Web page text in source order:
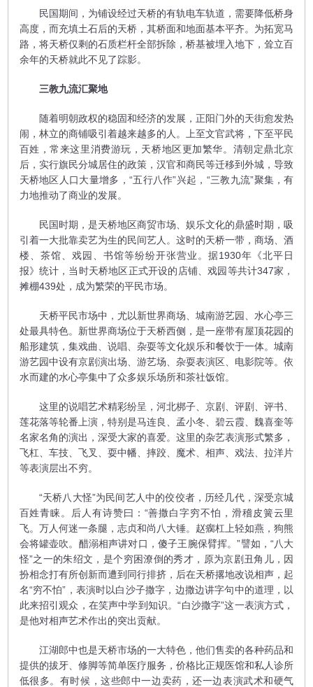
民国期间，为铺设经过天桥的有轨电车轨道，需要降低桥身
高度，而充填土石后的天桥，其桥面和地面基本平齐。为拓宽马
路，将天桥仅剩的石质栏杆全部拆除，桥基被埋入地下，耸立百
余年的天桥就此不见了踪影。
三教九流汇聚地
随着明朝政权的稳固和经济的发展，正阳门外的天街愈发热
闹，林立的商铺吸引着越来越多的人。上至文官武将，下至平民
百姓，常来这里消费游玩，天桥地区更加繁华。清朝定鼎北京
后，实行旗民分城居住的政策，汉官和商民等迁移到外城，导致
天桥地区人口大量增多，“五行八作”兴起，“三教九流”聚集，有
力地推动了商业的发展。
民国时期，是天桥地区商贸市场、娱乐文化的鼎盛时期，吸
引着一大批靠卖艺为生的民间艺人。这时的天桥一带，商场、酒
楼、茶馆、戏园、书馆等纷纷开张营业。据1930年《北平日
报》统计，当时天桥地区正式开设的店铺、戏园等共计347家，
摊棚439处，成为繁荣的平民市场。
天桥平民市场中，尤以新世界商场、城南游艺园、水心亭三
处最具特色。新世界商场位于天桥西侧，是一座带有屋顶花园的
船形建筑，集戏曲、说唱、杂耍等文化娱乐和餐饮于一体。城南
游艺园中设有京剧演出场、游艺场、杂耍表演区、电影院等。依
水而建的水心亭集中了众多娱乐场所和茶社饭馆。
这里的说唱艺术精彩纷呈，河北梆子、京剧、评剧、评书、
莲花落等轮番上演，特别是马连良、孟小冬、碧云霞、魏喜奎等
名家名角的演出，深受大家的喜爱。这里的杂艺表演形式繁多，
飞杠、车技、飞叉、耍中幡、摔跤、魔术、相声、戏法、拉洋片
等表演层出不穷。
“天桥八大怪”为民间艺人中的佼佼者，历经几代，深受京城
百姓青睐。后人有诗赞曰：“善撒白字穷不怕，滑稽皮簧云里
飞。万人何迷一条腿，志贞和尚八大锤。赵瘸杠上轻如燕，狗熊
会将罐壶吹。醋溺相声讲对口，傻子王腕保臂挥。”譬如，“八大
怪”之一的朱绍文，是个穷困潦倒的秀才，原为京剧丑角儿，因
扮相念打有所创新而遭到同行排挤，后在天桥撂地改说相声，起
名“穷不怕”，表演时以白沙子撒字，边撒边讲字句中的道理，以
此来招引观众，在笑声中学到知识。“白沙撒字”这一表演方式，
是他对相声艺术作出的突出贡献。
江湖郎中也是天桥市场的一大特色，他们售卖的各种药品和
提供的拔牙、修脚等简单医疗服务，价格比正规医馆和私人诊所
低很多。有时候，这些郎中一边卖药，还一边表演武术和硬气